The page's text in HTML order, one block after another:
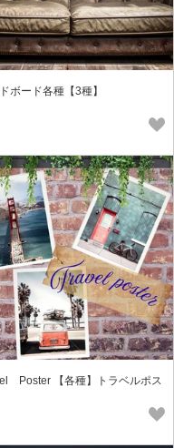
ボード各種【3種】
Poster 【各種】トラベルポス